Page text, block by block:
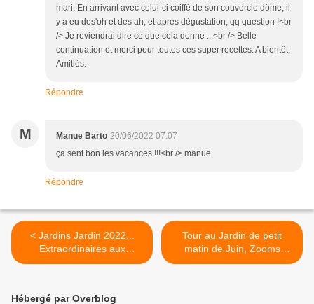
mari. En arrivant avec celui-ci coiffé de son couvercle dôme, il
y a eu des'oh et des ah, et apres dégustation, qq question !<br
/> Je reviendrai dire ce que cela donne ...<br /> Belle
continuation et merci pour toutes ces super recettes. A bientôt.
Amitiés.
Répondre
M Manue Barto 20/06/2022 07:07
ça sent bon les vacances !!!<br /> manue
Répondre
< Jardins Jardin 2022...
Extraordinaires aux
Tuilleries, Métamorphoses,
Tour au Jardin de petit
matin de Juin, Zooms
chouchous >
Hébergé par Overblog